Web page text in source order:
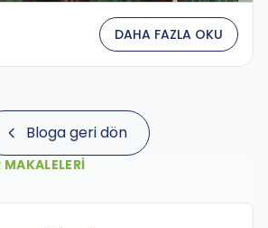
DAHA FAZLA OKU
Bloga geri dön